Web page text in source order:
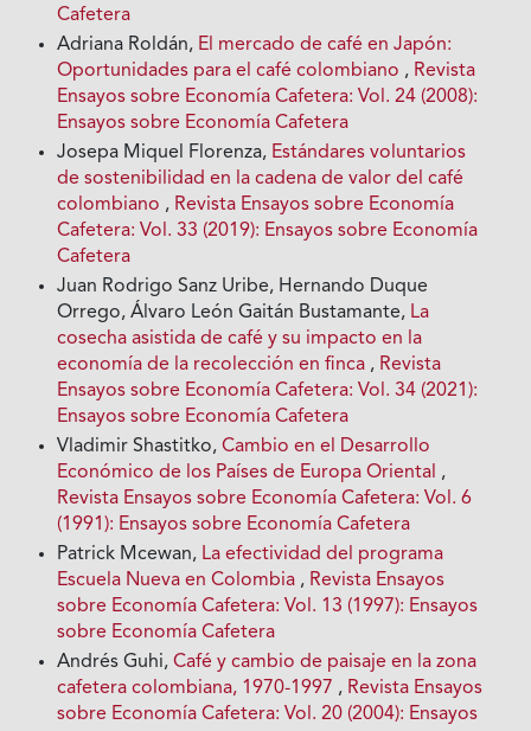
Cafetera
Adriana Roldán, El mercado de café en Japón:
Oportunidades para el café colombiano , Revista
Ensayos sobre Economía Cafetera: Vol. 24 (2008):
Ensayos sobre Economía Cafetera
Josepa Miquel Florenza, Estándares voluntarios
de sostenibilidad en la cadena de valor del café
colombiano , Revista Ensayos sobre Economía
Cafetera: Vol. 33 (2019): Ensayos sobre Economía
Cafetera
Juan Rodrigo Sanz Uribe, Hernando Duque
Orrego, Álvaro León Gaitán Bustamante, La
cosecha asistida de café y su impacto en la
economía de la recolección en finca , Revista
Ensayos sobre Economía Cafetera: Vol. 34 (2021):
Ensayos sobre Economía Cafetera
Vladimir Shastitko,Cambio en el Desarrollo
Económico de los Países de Europa Oriental ,
Revista Ensayos sobre Economía Cafetera: Vol. 6
(1991): Ensayos sobre Economía Cafetera
Patrick Mcewan, La efectividad del programa
Escuela Nueva en Colombia , Revista Ensayos
sobre Economía Cafetera: Vol. 13 (1997): Ensayos
sobre Economía Cafetera
Andrés Guhi,Café y cambio de paisaje en la zona
cafetera colombiana, 1970-1997 , Revista Ensayos
sobre Economía Cafetera: Vol. 20 (2004): Ensayos